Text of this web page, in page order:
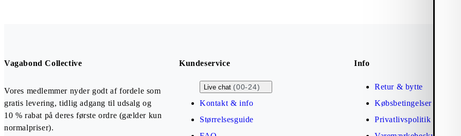
Vagabond Collective
Vores medlemmer nyder godt af fordele som
gratis levering, tidlig adgang til udsalg og
10 % rabat på deres første ordre (gælder kun
normalpriser).
Kundeservice
Live chat (00-24)
Kontakt & info
Størrelsesguide
Info
Retur & bytte
Købsbetingelser
Privatlivspolitik